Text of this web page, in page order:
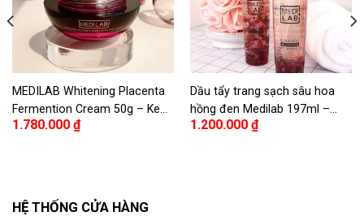
MEDILAB Whitening Placenta
Fermention Cream 50g – Kem
dưỡng lên men nhau thai cừu
1.780.000 ₫
Dầu tẩy trang sạch sâu hoa
hồng đen Medilab 197ml –
Medilab Black Rose Blossom
1.200.000 ₫
HỆ THỐNG CỬA HÀNG